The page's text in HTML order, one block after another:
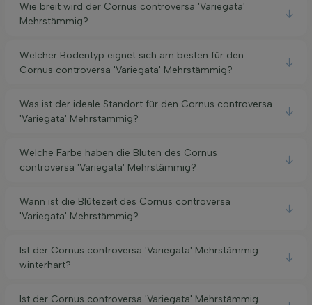
Wie breit wird der Cornus controversa 'Variegata'
Mehrstämmig?
Welcher Bodentyp eignet sich am besten für den
Cornus controversa 'Variegata' Mehrstämmig?
Was ist der ideale Standort für den Cornus controversa
'Variegata' Mehrstämmig?
Welche Farbe haben die Blüten des Cornus
controversa 'Variegata' Mehrstämmig?
Wann ist die Blütezeit des Cornus controversa
'Variegata' Mehrstämmig?
Ist der Cornus controversa 'Variegata' Mehrstämmig
winterhart?
Ist der Cornus controversa 'Variegata' Mehrstämmig